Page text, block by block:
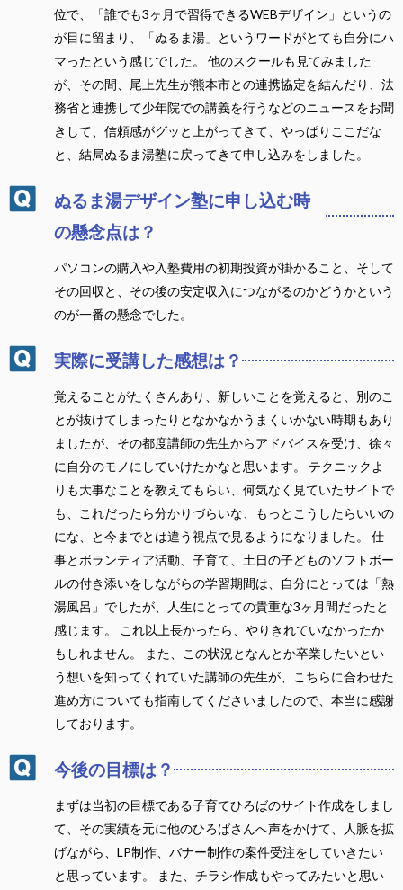
位で、「誰でも3ヶ月で習得できるWEBデザイン」というの
が目に留まり、「ぬるま湯」というワードがとても自分にハ
マったという感じでした。 他のスクールも見てみました
が、その間、尾上先生が熊本市との連携協定を結んだり、法
務省と連携して少年院での講義を行うなどのニュースをお聞
きして、信頼感がグッと上がってきて、やっぱりここだな
と、結局ぬるま湯塾に戻ってきて申し込みをしました。
ぬるま湯デザイン塾に申し込む時
の懸念点は？
パソコンの購入や入塾費用の初期投資が掛かること、そして
その回収と、その後の安定収入につながるのかどうかという
のが一番の懸念でした。
実際に受講した感想は？
覚えることがたくさんあり、新しいことを覚えると、別のこ
とが抜けてしまったりとなかなかうまくいかない時期もあり
ましたが、その都度講師の先生からアドバイスを受け、徐々
に自分のモノにしていけたかなと思います。 テクニックよ
りも大事なことを教えてもらい、何気なく見ていたサイトで
も、これだったら分かりづらいな、もっとこうしたらいいの
にな、と今までとは違う視点で見るようになりました。 仕
事とボランティア活動、子育て、土日の子どものソフトボー
ルの付き添いをしながらの学習期間は、自分にとっては「熱
湯風呂」でしたが、人生にとっての貴重な3ヶ月間だったと
感じます。 これ以上長かったら、やりきれていなかったか
もしれません。 また、この状況となんとか卒業したいとい
う想いを知ってくれていた講師の先生が、こちらに合わせた
進め方についても指南してくださいましたので、本当に感謝
しております。
今後の目標は？
まずは当初の目標である子育てひろばのサイト作成をしまし
て、その実績を元に他のひろばさんへ声をかけて、人脈を拡
げながら、LP制作、バナー制作の案件受注をしていきたい
と思っています。 また、チラシ作成もやってみたいと思い